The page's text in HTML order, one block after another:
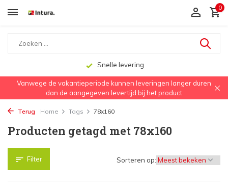
0
Snelle levering
Vanwege de vakantieperiode kunnen leveringen langer duren
dan de aangegeven levertijd bij het product
Terug Home Tags 78x160
Producten getagd met 78x160
Filter Sorteren op: